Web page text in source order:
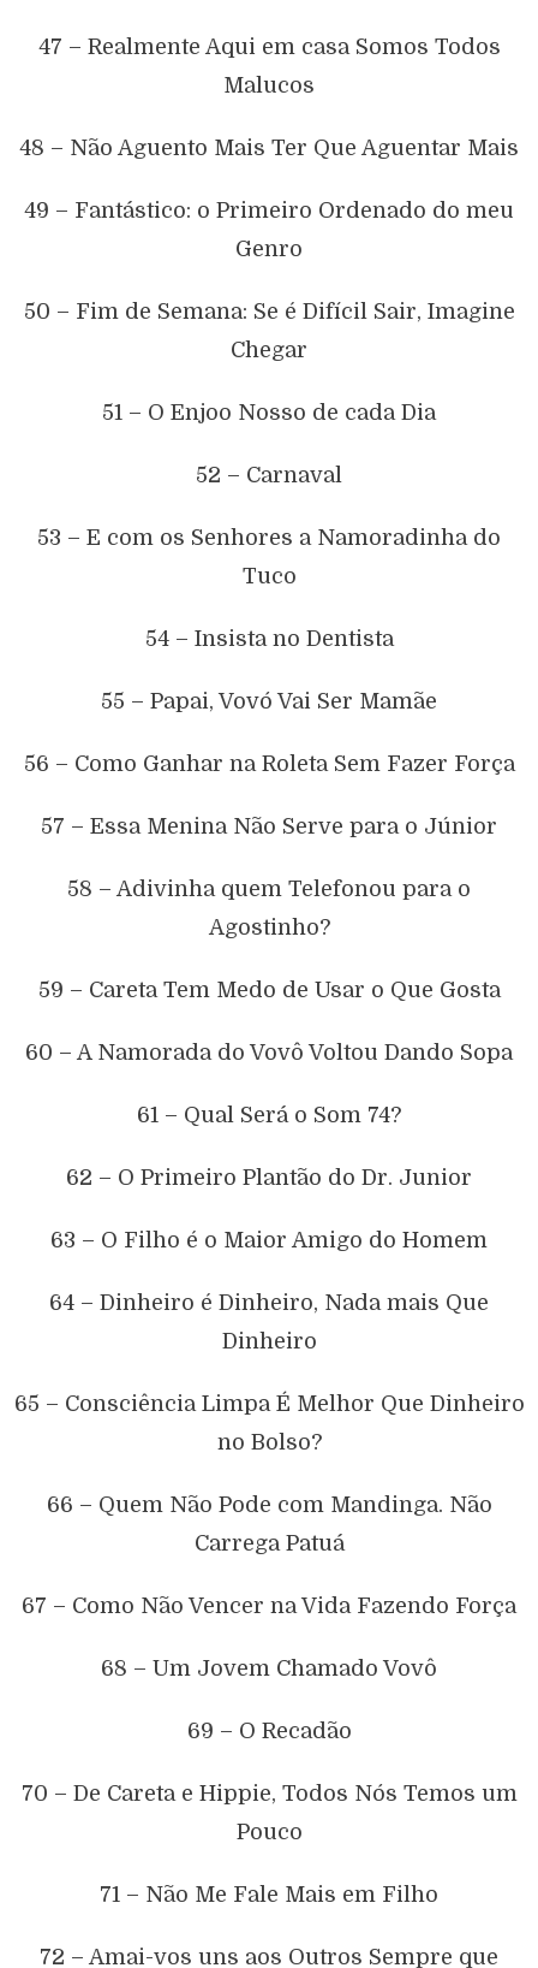
47 – Realmente Aqui em casa Somos Todos
Malucos
48 – Não Aguento Mais Ter Que Aguentar Mais
49 – Fantástico: o Primeiro Ordenado do meu
Genro
50 – Fim de Semana: Se é Difícil Sair, Imagine
Chegar
51 – O Enjoo Nosso de cada Dia
52 – Carnaval
53 – E com os Senhores a Namoradinha do
Tuco
54 – Insista no Dentista
55 – Papai, Vovó Vai Ser Mamãe
56 – Como Ganhar na Roleta Sem Fazer Força
57 – Essa Menina Não Serve para o Júnior
58 – Adivinha quem Telefonou para o
Agostinho?
59 – Careta Tem Medo de Usar o Que Gosta
60 – A Namorada do Vovô Voltou Dando Sopa
61 – Qual Será o Som 74?
62 – O Primeiro Plantão do Dr. Junior
63 – O Filho é o Maior Amigo do Homem
64 – Dinheiro é Dinheiro, Nada mais Que
Dinheiro
65 – Consciência Limpa É Melhor Que Dinheiro
no Bolso?
66 – Quem Não Pode com Mandinga. Não
Carrega Patuá
67 – Como Não Vencer na Vida Fazendo Força
68 – Um Jovem Chamado Vovô
69 – O Recadão
70 – De Careta e Hippie, Todos Nós Temos um
Pouco
71 – Não Me Fale Mais em Filho
72 – Amai-vos uns aos Outros Sempre que